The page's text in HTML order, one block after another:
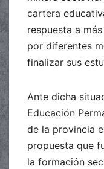
cartera
respuesta a
por diferentes
finalizar sus
Ante dicha
Educación
de la provincia
propuesta que
la formación